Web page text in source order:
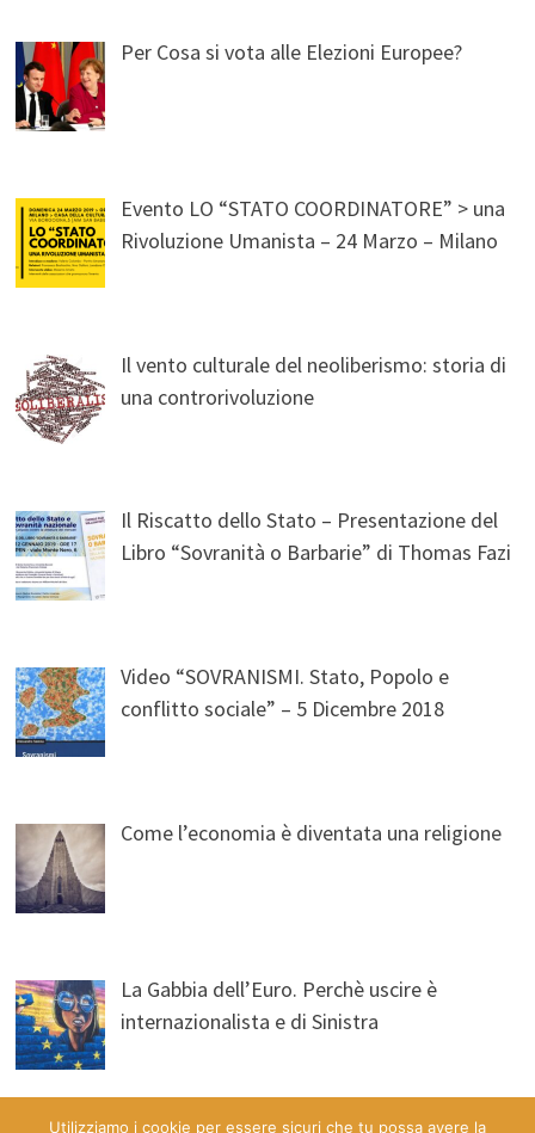
Per Cosa si vota alle Elezioni Europee?
Evento LO “STATO COORDINATORE” > una
Rivoluzione Umanista – 24 Marzo – Milano
Il vento culturale del neoliberismo: storia di
una controrivoluzione
Il Riscatto dello Stato – Presentazione del
Libro “Sovranità o Barbarie” di Thomas Fazi
Video “SOVRANISMI. Stato, Popolo e
conflitto sociale” – 5 Dicembre 2018
Come l’economia è diventata una religione
La Gabbia dell’Euro. Perchè uscire è
internazionalista e di Sinistra
Utilizziamo i cookie per essere sicuri che tu possa avere la